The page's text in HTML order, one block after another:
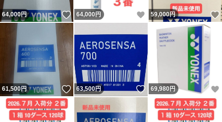
64,000円 いいね！
64,000円 いいね！
59,000円
61,500円 いいね！
63,500円 いいね！
69,980円